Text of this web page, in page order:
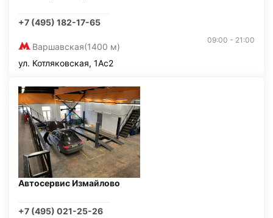
+7 (495) 182-17-65
Варшавская(1400 м)
09:00 - 21:00
ул. Котляковская, 1Ас2
Автосервис Измайлово
+7 (495) 021-25-26